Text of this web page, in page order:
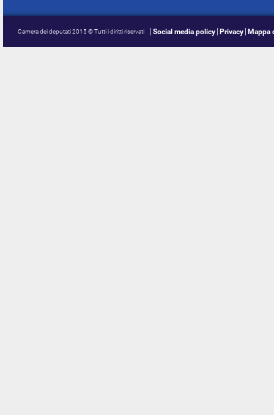
Camera dei deputati 2015 © Tutti i diritti riservati Social media policy Privacy Mappa